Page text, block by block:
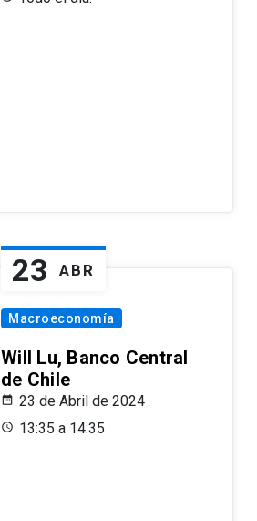
23 ABR
Macroeconomía
Will Lu, Banco Central
de Chile
23 de Abril de 2024
13:35 a 14:35